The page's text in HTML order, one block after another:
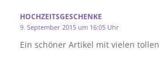
HOCHZEITSGESCHENKE
9. September 2015 um 16:05 Uhr
Ein schöner Artikel mit vielen